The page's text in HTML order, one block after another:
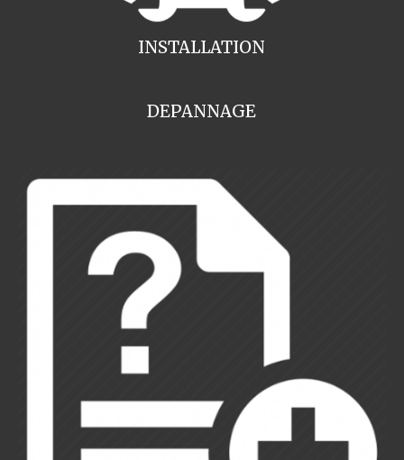
INSTALLATION
DEPANNAGE